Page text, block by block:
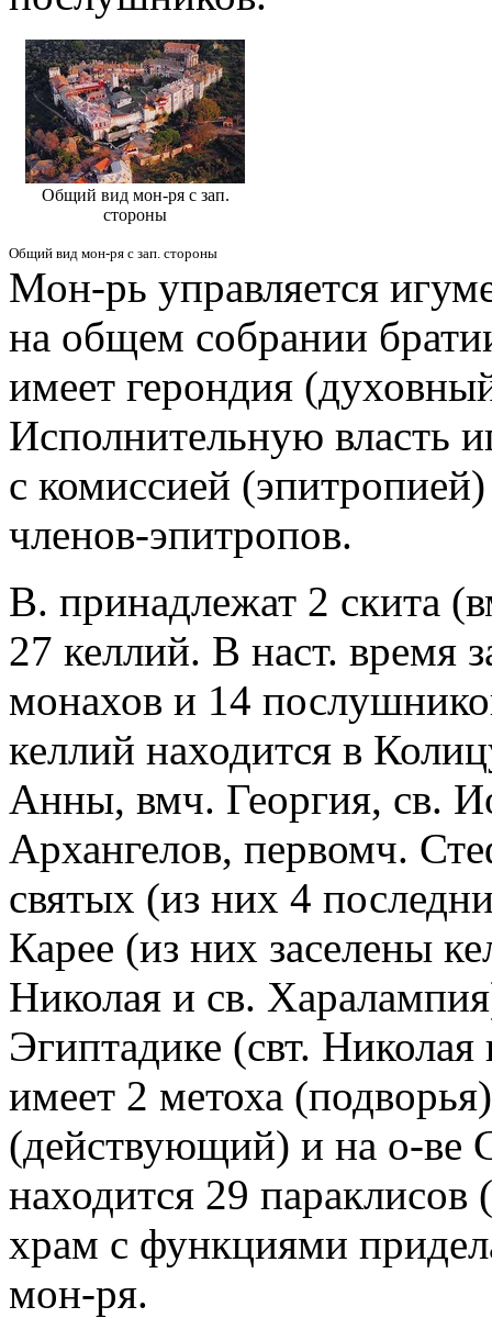
Общий вид мон-ря с зап.
стороны
Общий вид мон-ря с зап. стороны
Мон-рь управляется
на общем собрании
имеет герондия
Исполнительную власть
с комиссией
членов-эпитропов.
В. принадлежат 2 скита
27 келлий. В наст. время
монахов и 14
келлий находится в
Анны, вмч. Георгия, св.
Архангелов, первомч.
святых (из них 4
Карее (из них заселены
Николая и св.
Эгиптадике (свт.
имеет 2 метоха
(действующий) и на о-ве
находится 29
храм с функциями
мон-ря.